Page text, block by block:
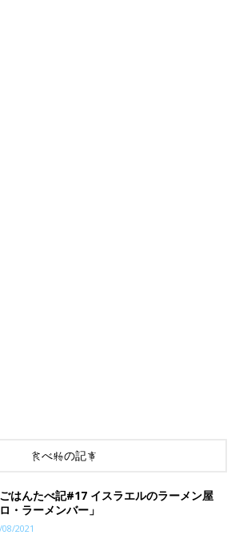
食べ物の記事
はんたべ記#17 イスラエルのラーメン屋
ロ・ラーメンバー」
2021